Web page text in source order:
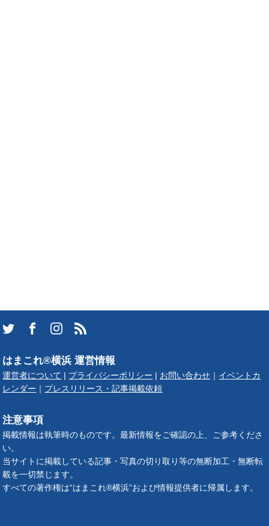
はまこれ®横浜 運営情報
運営者について プライバシーポリシー お問い合わせ
イベントカ
レンダー
プレスリリース・記事掲載依頼
注意事項
掲載情報は執筆時のものです。最新情報をご確認の上、ご参考くださ
い。
当サイトに掲載している記事・写真の切り取り等の無断加工・無断転
載を一切禁じます。
すべての著作権は“はまこれ®横浜”および情報提供者に帰属します。